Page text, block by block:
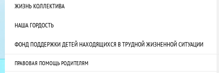
ЖИЗНЬ КОЛЛЕКТИВА
НАША ГОРДОСТЬ
ФОНД ПОДДЕРЖКИ ДЕТЕЙ НАХОДЯЩИХСЯ В ТРУДНОЙ ЖИЗНЕННОЙ СИТУАЦИИ
ПРАВОВАЯ ПОМОЩЬ РОДИТЕЛЯМ